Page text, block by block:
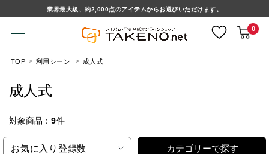
業界最大級、約2,000点のアイテムからお選びいただけます。
0
TOP 利用シーン 成人式
成人式
対象商品： 9件
お気に入り登録数 カテゴリーで探す